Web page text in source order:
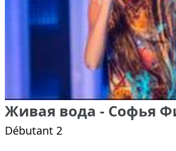
Живая вода - Софья
Débutant 2